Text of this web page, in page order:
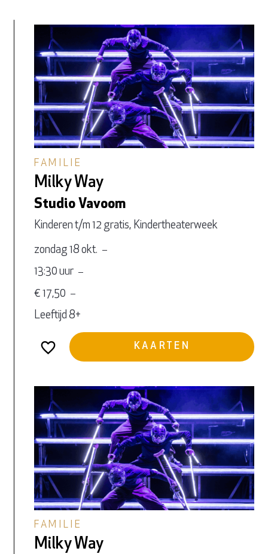
FAMILIE
Milky Way
Studio Vavoom
Kinderen t/m 12 gratis, Kindertheaterweek
zondag 18 okt.
13:30 uur
€ 17,50
Leeftijd 8+
KAARTEN
FAMILIE
Milky Way